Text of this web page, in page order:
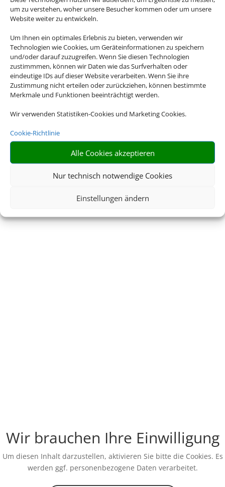
um zu verstehen, woher unsere Besucher kommen oder um unsere
Website weiter zu entwickeln.
Um Ihnen ein optimales Erlebnis zu bieten, verwenden wir
Technologien wie Cookies, um Geräteinformationen zu speichern
und/oder darauf zuzugreifen. Wenn Sie diesen Technologien
zustimmmen, können wir Daten wie das Surfverhalten oder
eindeutige IDs auf dieser Website verarbeiten. Wenn Sie ihre
Zustimmung nicht erteilen oder zurückziehen, können bestimmte
Merkmale und Funktionen beeinträchtigt werden.
Wir verwenden Statistiken-Cookies und Marketing Cookies.
Cookie-Richtlinie
Alle Cookies akzeptieren
Nur technisch notwendige Cookies
Einstellungen ändern
Wir brauchen Ihre Einwilligung
Um diesen Inhalt darzustellen, aktivieren Sie bitte die Cookies. Es
werden ggf. personenbezogene Daten verarbeitet.